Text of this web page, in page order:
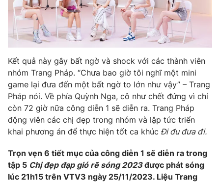
VTV9 VTV8
Liên hệ tòa soạn English
THỜI BÁO VTV
Theo dõi báo trên
Cơ quan chủ quản:Đài Truyền hình Việt Nam
Cơ quan báo chí: Thời báo VTV
Kết quả này gây bất ngờ và shock với các thành viên
nhóm Trang Pháp. “Chưa bao giờ tôi nghĩ một mini
game lại đưa đến một bất ngờ to lớn như vậy” – Trang
Pháp nói. Về phía Quỳnh Nga, cô như chết đứng vì chỉ
còn 72 giờ nữa công diễn 1 sẽ diễn ra. Trang Pháp
động viên các chị đẹp trong nhóm và lập tức triển
khai phương án để thực hiện tốt ca khúc Đi đu đưa đi.
Trọn vẹn 6 tiết mục của công diễn 1 sẽ diễn ra trong
tập 5 Chị đẹp đạp gió rẽ sóng 2023được phát sóng
lúc 21h15 trên VTV3 ngày 25/11/2023. Liệu Trang